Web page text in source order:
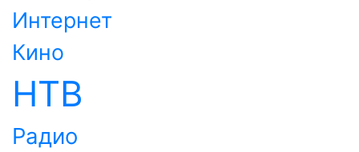
Интернет
Кино
НТВ
Радио